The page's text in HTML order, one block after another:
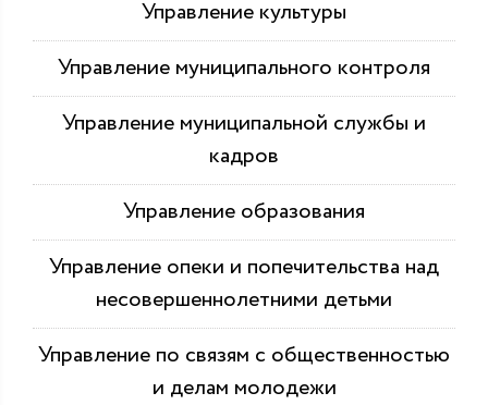
Управление культуры
Управление муниципального контроля
Управление муниципальной службы и
кадров
Управление образования
Управление опеки и попечительства над
несовершеннолетними детьми
Управление по связям с общественностью
и делам молодежи